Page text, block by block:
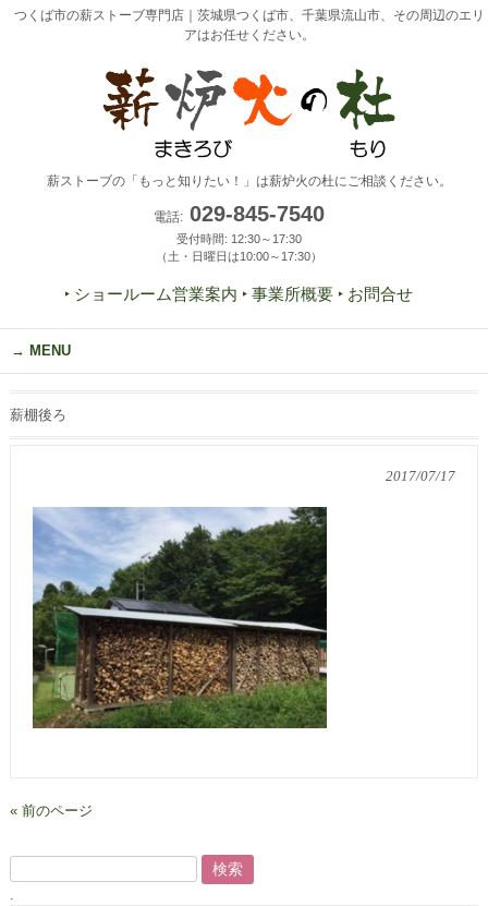
つくば市の薪ストーブ専門店｜茨城県つくば市、千葉県流山市、その周辺のエリ
アはお任せください。
薪ストーブの「もっと知りたい！」は薪炉火の杜にご相談ください。
電話:029-845-7540
受付時間: 12:30～17:30
（土・日曜日は10:00～17:30）
‣ ショールーム営業案内 ‣ 事業所概要 ‣ お問合せ
MENU
薪棚後ろ
2017/07/17
« 前のページ
検
索: